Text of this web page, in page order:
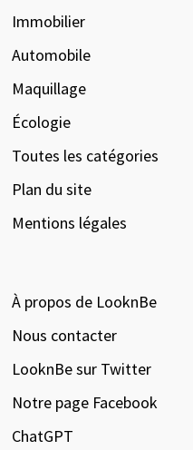
Immobilier
Automobile
Maquillage
Écologie
Toutes les catégories
Plan du site
Mentions légales
À propos de LooknBe
Nous contacter
LooknBe sur Twitter
Notre page Facebook
ChatGPT